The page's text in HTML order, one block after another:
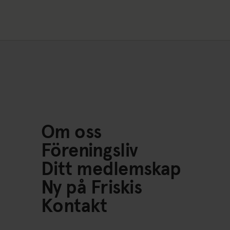
Om oss
Föreningsliv
Ditt medlemskap
Ny på Friskis
Kontakt